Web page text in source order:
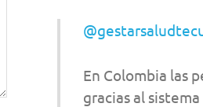
En Colombia las
gracias al